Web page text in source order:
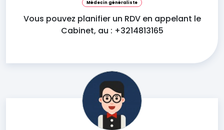
Médecin généraliste
Vous pouvez planifier un RDV en appelant le
Cabinet, au : +3214813165